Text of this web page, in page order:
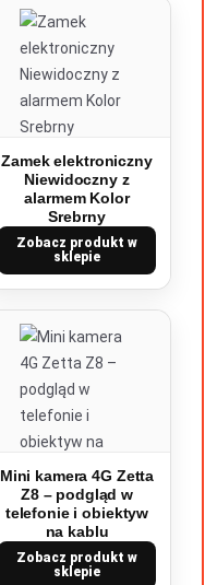
Zamek elektroniczny
Niewidoczny z
alarmem Kolor
Srebrny
Zobacz produkt w
sklepie
Mini kamera 4G Zetta
Z8 – podgląd w
telefonie i obiektyw
na kablu
Zobacz produkt w
sklepie